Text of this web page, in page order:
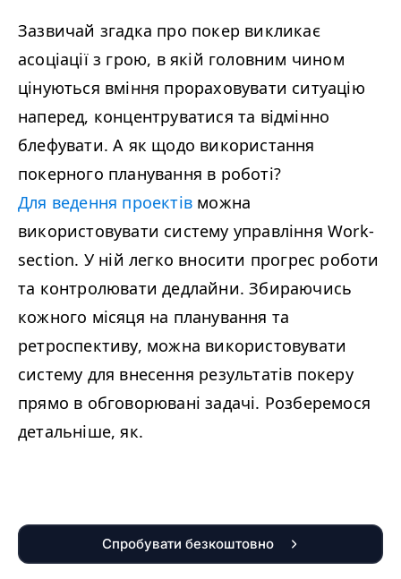
Зазвичай згадка про покер викликає
асоціації з грою, в якій головним чином
цінуються вміння прораховувати ситуацію
наперед, концентруватися та відмінно
блефувати. А як щодо використання
покерного планування в роботі?
Для ведення проектів можна
використовувати систему управління Work­
sec­tion. У ній легко вносити прогрес роботи
та контролювати дедлайни. Збираючись
кожного місяця на планування та
ретроспективу, можна використовувати
систему для внесення результатів покеру
прямо в обговорювані задачі. Розберемося
детальніше, як.
Спробувати безкоштовно